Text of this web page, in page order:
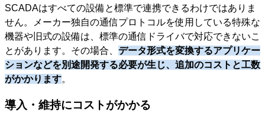
SCADAはすべての設備と標準で連携できるわけではありま
せん。メーカー独自の通信プロトコルを使用している特殊な
機器や旧式の設備は、標準の通信ドライバで対応できないこ
とがあります。その場合、 データ形式を変換するアプリケー
ションなどを別途開発する必要が生じ、追加のコストと工数
がかかります。
導入・維持にコストがかかる